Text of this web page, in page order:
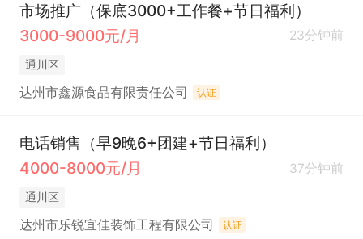
市场推广（保底3000+工作餐+节日福利）
3000-9000元/月
23分钟前
通川区
达州市鑫源食品有限责任公司 认证
电话销售（早9晚6+团建+节日福利）
4000-8000元/月
37分钟前
通川区
达州市乐锐宜佳装饰工程有限公司 认证